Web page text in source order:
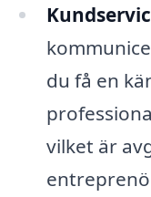
du få en
vilket är